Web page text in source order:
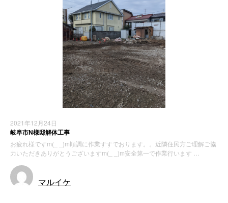
2021年12月24日
岐阜市N様邸解体工事
お疲れ様ですm(_ _)m順調に作業すすでおります。。近隣住民方ご理解ご協
力いただきありがとうございますm(_ _)m安全第一で作業行います …
マルイケ